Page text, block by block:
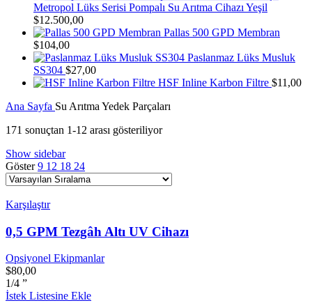
Metropol Lüks Serisi Pompalı Su Arıtma Cihazı Yeşil
$12.500,00
Pallas 500 GPD Membran
$104,00
Paslanmaz Lüks Musluk
SS304 $27,00
HSF Inline Karbon Filtre $11,00
Ana Sayfa Su Arıtma Yedek Parçaları
171 sonuçtan 1-12 arası gösteriliyor
Show sidebar
Göster9 12 18 24
Karşılaştır
0,5 GPM Tezgâh Altı UV Cihazı
Opsiyonel Ekipmanlar
$80,00
1/4 ”
İstek Listesine Ekle